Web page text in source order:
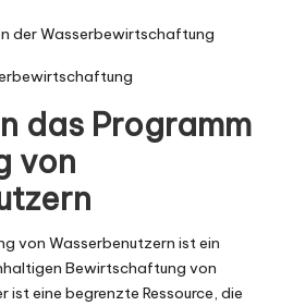
der Wasserbewirtschaftung
das Programm
von
von Wasserbenutzern ist ein
Bewirtschaftung von
ist eine begrenzte Ressource, die